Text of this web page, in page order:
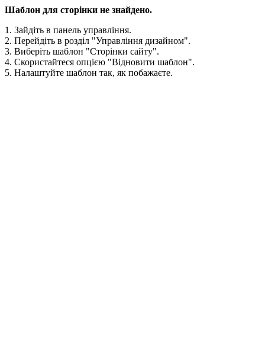
Шаблон для сторінки не знайдено.
1. Зайдіть в панель управління.
2. Перейдіть в розділ "Управління дизайном".
3. Виберіть шаблон "Сторінки сайту".
4. Скористайтеся опцією "Відновити шаблон".
5. Налаштуйте шаблон так, як побажаєте.